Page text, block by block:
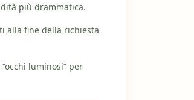
più drammatica.
alla fine della richiesta
luminosi” per